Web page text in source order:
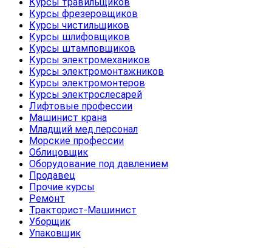
Курсы фрезеровщиков
Курсы чистильщиков
Курсы шлифовщиков
Курсы штамповщиков
Курсы электромехаников
Курсы электромонтажников
Курсы электромонтеров
Курсы электрослесарей
Лифтовые профессии
Машинист крана
Младщий мед.персонал
Морские профессии
Облицовщик
Оборудование под давлением
Продавец
Прочие курсы
Ремонт
Тракторист-Машинист
Уборщик
Упаковщик